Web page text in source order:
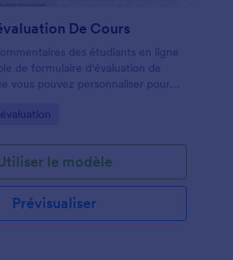
De Cours
des étudiants en ligne
de formulaire d'évaluation de
vous pouvez personnaliser pour
glisser-déposer pour apporter des
intégrez le formulaire dans le site
ou envoyez un lien de
mail aux étudiants, et commencez
en ligne ! Les
stockées dans votre compte
le modèle
Prévisualiser